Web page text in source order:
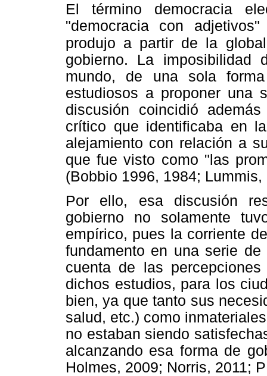
El término democracia
"democracia con
produjo a partir de la
gobierno. La
mundo, de una sola
estudiosos a proponer una
discusión coincidió
crítico que identificaba en
alejamiento con relación a
que fue visto como "las
(Bobbio 1996, 1984; Lummis,
Por ello, esa discusión
gobierno no solamente
empírico, pues la corriente
fundamento en una serie
cuenta de las
dichos estudios, para los
bien, ya que tanto sus
salud, etc.) como
no estaban siendo
alcanzando esa forma de
Holmes, 2009; Norris, 2011;